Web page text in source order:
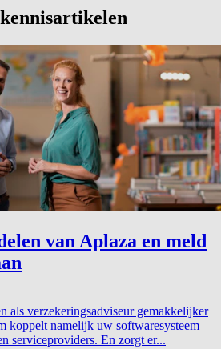
van Aplaza en meld
als verzekeringsadviseur gemakkelijker
koppelt namelijk uw softwaresysteem
serviceproviders. En zorgt er...